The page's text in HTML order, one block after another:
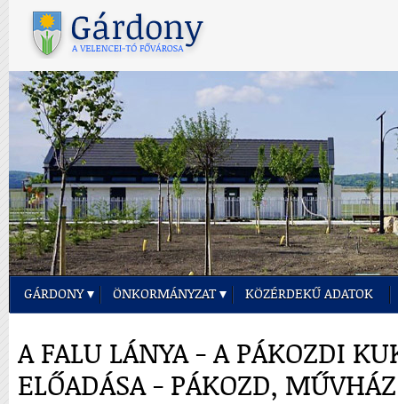
GÁRDONY ÖNKORMÁNYZAT KÖZÉRDEKŰ ADATOK
A FALU LÁNYA - A PÁKOZDI
ELŐADÁSA - PÁKOZD, MŰVHÁZ